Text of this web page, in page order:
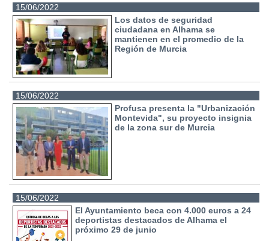
15/06/2022
Los datos de seguridad
ciudadana en Alhama se
mantienen en el promedio de la
Región de Murcia
15/06/2022
Profusa presenta la "Urbanización
Montevida", su proyecto insignia
de la zona sur de Murcia
15/06/2022
El Ayuntamiento beca con 4.000 euros a 24
deportistas destacados de Alhama el
próximo 29 de junio